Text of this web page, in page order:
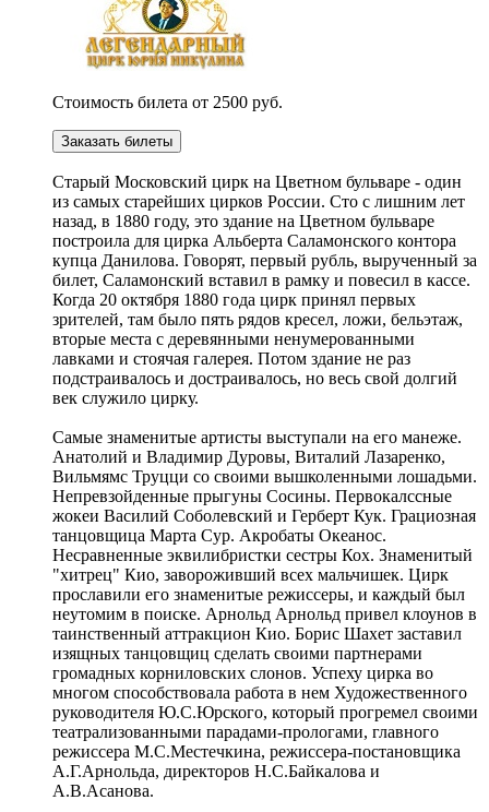
Стоимость билета от 2500 руб.
Заказать билеты
Cтарый Московский цирк на Цветном бульваре - один
из самых старейших цирков России. Сто с лишним лет
назад, в 1880 году, это здание на Цветном бульваре
построила для цирка Альберта Саламонского контора
купца Данилова. Говорят, первый рубль, вырученный за
билет, Саламонский вставил в рамку и повесил в кассе.
Когда 20 октября 1880 года цирк принял первых
зрителей, там было пять рядов кресел, ложи, бельэтаж,
вторые места с деревянными ненумерованными
лавками и стоячая галерея. Потом здание не раз
подстраивалось и достраивалось, но весь свой долгий
век служило цирку.
Самые знаменитые артисты выступали на его манеже.
Анатолий и Владимир Дуровы, Виталий Лазаренко,
Вильмямс Труцци со своими вышколенными лошадьми.
Непревзойденные прыгуны Сосины. Первокалссные
жокеи Василий Соболевский и Герберт Кук. Грациозная
танцовщица Марта Сур. Акробаты Океанос.
Несравненные эквилибристки сестры Кох. Знаменитый
"хитрец" Кио, завороживший всех мальчишек. Цирк
прославили его знаменитые режиссеры, и каждый был
неутомим в поиске. Арнольд Арнольд привел клоунов в
таинственный аттракцион Кио. Борис Шахет заставил
изящных танцовщиц сделать своими партнерами
громадных корниловских слонов. Успеху цирка во
многом способствовала работа в нем Художественного
руководителя Ю.С.Юрского, который прогремел своими
театрализованными парадами-прологами, главного
режиссера М.С.Местечкина, режиссера-постановщика
А.Г.Арнольда, директоров Н.С.Байкалова и
А.В.Асанова.